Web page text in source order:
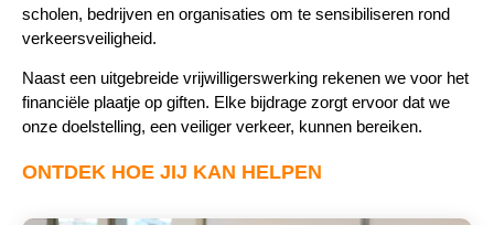
scholen, bedrijven en organisaties om te sensibiliseren rond
verkeersveiligheid.
Naast een uitgebreide vrijwilligerswerking rekenen we voor het
financiële plaatje op giften. Elke bijdrage zorgt ervoor dat we
onze doelstelling, een veiliger verkeer, kunnen bereiken.
ONTDEK HOE JIJ KAN HELPEN